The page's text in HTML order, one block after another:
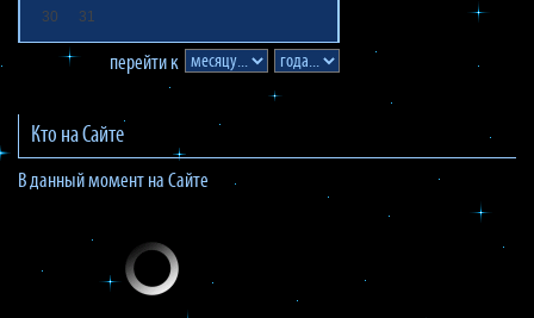
30
31
перейти к
Кто на Сайте
В данный момент на Сайте